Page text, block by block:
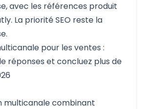
avec les références produit
La priorité SEO reste la
pour les ventes :
réponses et concluez plus de
multicanale combinant